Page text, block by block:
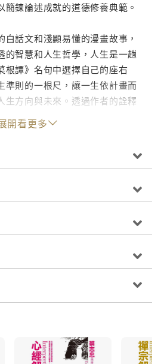
鍊論述成就的道德修養典範。
話文和淺顯易懂的漫畫故事，
的智慧和人生哲學，人生是一趟
根譚》名句中選擇自己的座右
準則的一根尺，讓一生依計畫而
生方向與未來。透過作者的詮釋
考反省自我，進而保有最高的心
開看更多